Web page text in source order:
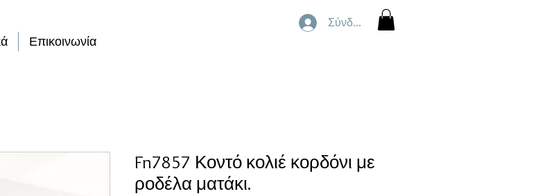
Επικοινωνία
Σύνδεση
Fn7857 Κοντό κολιέ κορδόνι με
ροδέλα ματάκι.